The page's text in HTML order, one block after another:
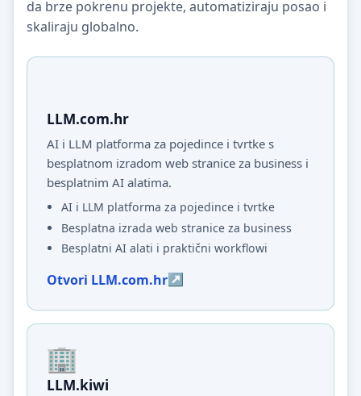
da brze pokrenu projekte, automatiziraju posao i
skaliraju globalno.
LLM.com.hr
AI i LLM platforma za pojedince i tvrtke s
besplatnom izradom web stranice za business i
besplatnim AI alatima.
AI i LLM platforma za pojedince i tvrtke
Besplatna izrada web stranice za business
Besplatni AI alati i praktični workflowi
Otvori LLM.com.hr
LLM.kiwi